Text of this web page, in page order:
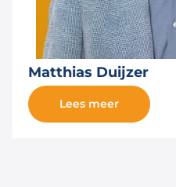
Matthias Duijzer
Lees meer